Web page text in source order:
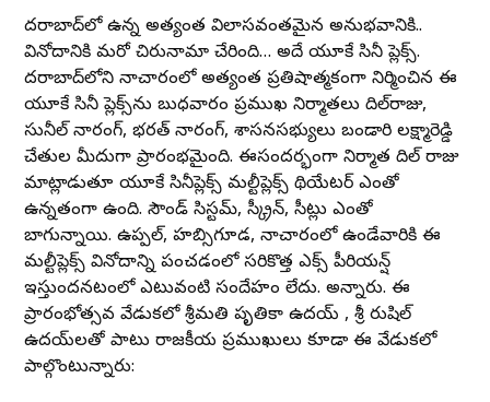
హైదరాబాద్‌లో ఉన్న అత్యంత విలాసవంతమైన అనుభవానికి..
వినోదానికి మరో చిరునామా చేరింది… అదే యూకే సినీ ప్లెక్స్‌.
హైదరాబాద్‌లోని నాచారంలో అత్యంత ప్రతిషాత్మకంగా నిర్మించిన ఈ
యూకే సినీ ప్లెక్స్‌ను బుధవారం ప్రముఖ నిర్మాతలు దిల్‌రాజు,
సునీల్‌ నారంగ్‌, భరత్‌ నారంగ్‌, శాసనసభ్యులు బండారి లక్ష్మారెడ్డి
చేతుల మీదుగా ప్రారంభమైంది. ఈసందర్భంగా నిర్మాత దిల్‌ రాజు
మాట్లాడుతూ యూకే సినీప్లెక్స్‌ మల్టీప్లెక్స్‌ థియేటర్‌ ఎంతో
ఉన్నతంగా ఉంది. సౌండ్‌ సిస్టమ్‌, స్క్రీన్‌, సీట్లు ఎంతో
బాగున్నాయి. ఉప్పల్‌, హబ్సిగూడ, నాచారంలో ఉండేవారికి ఈ
మల్టీప్లెక్స్‌ వినోదాన్ని పంచడంలో సరికొత్త ఎక్స్‌ పీరియన్ష్‌
ఇస్తుందనటంలో ఎటువంటి సందేహం లేదు. అన్నారు. ఈ
ప్రారంభోత్సవ వేడుకలో శ్రీమతి పృతికా ఉదయ్ , శ్రీ రుషిల్
ఉదయ్‌లతో పాటు రాజకీయ ప్రముఖులు కూడా ఈ వేడుకలో
పాల్గొంటున్నారు: